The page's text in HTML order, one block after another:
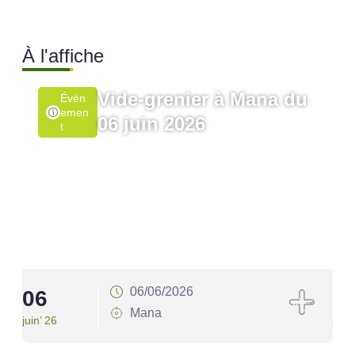
À l'affiche
Évén
Emen
T
Vide-grenier à Mana du
06 juin 2026
06
juin’ 26
06/06/2026
Mana